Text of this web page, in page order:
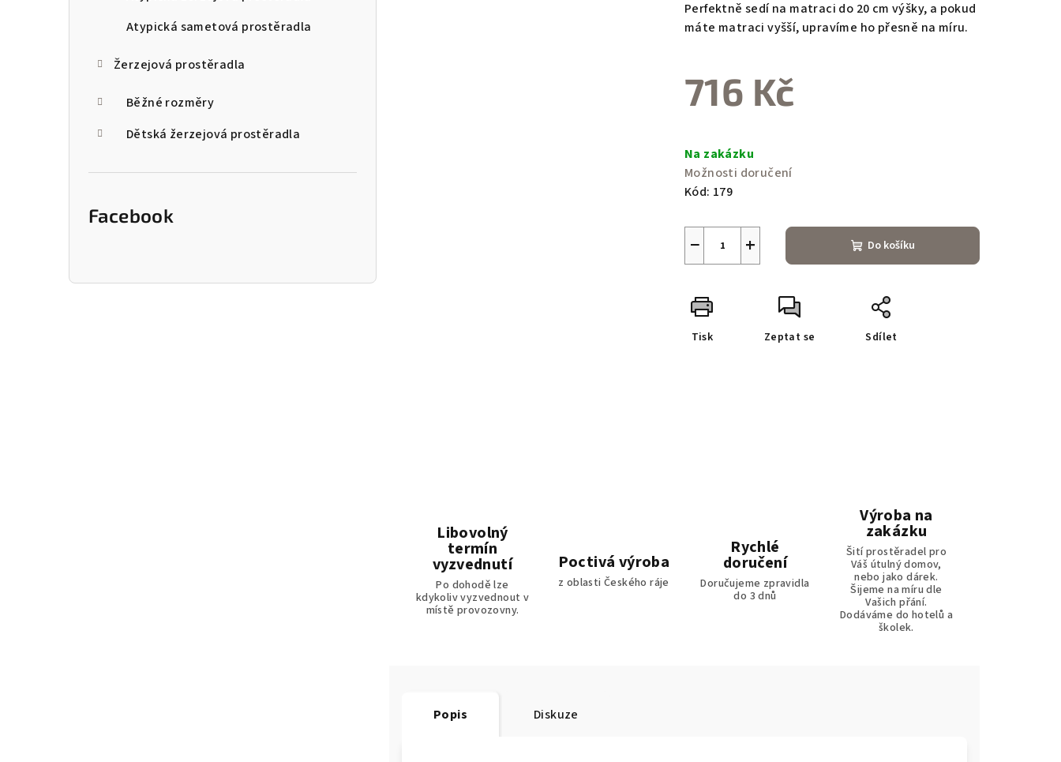
Atypická sametová prostěradla
Žerzejová prostěradla
Běžné rozměry
Dětská žerzejová prostěradla
Facebook
Perfektně sedí na matraci do 20 cm výšky, a pokud
máte matraci vyšší, upravíme ho přesně na míru.
716 Kč
cena:
Na zakázku
Možnosti doručení
Kód: 179
+
− Do košíku
Tisk Zeptat se Sdílet
Libovolný
termín
vyzvednutí
Po dohodě lze
kdykoliv vyzvednout v
místě provozovny.
Poctivá výroba
z oblasti Českého ráje
Rychlé
doručení
Doručujeme zpravidla
do 3 dnů
Výroba na
zakázku
Šití prostěradel pro
Váš útulný domov,
nebo jako dárek.
Šijeme na míru dle
Vašich přání.
Dodáváme do hotelů a
školek.
Popis Diskuze